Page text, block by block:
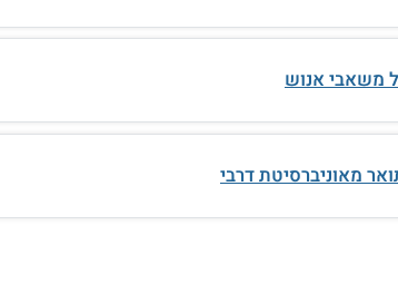
משאבי אנוש
מאוניברסיטת דרבי